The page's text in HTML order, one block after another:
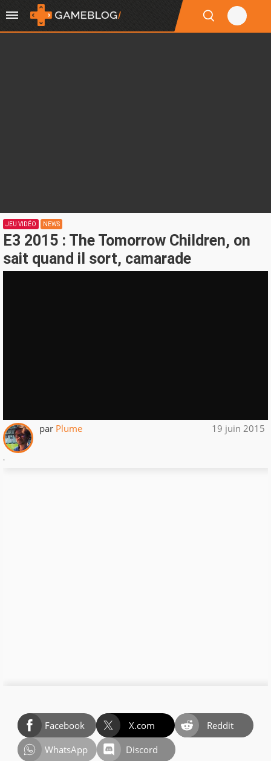
JEU VIDÉO NEWS
E3 2015 : The Tomorrow Children, on
sait quand il sort, camarade
par Plume 19 juin 2015
.
Facebook X.com
Reddit
WhatsApp
Discord